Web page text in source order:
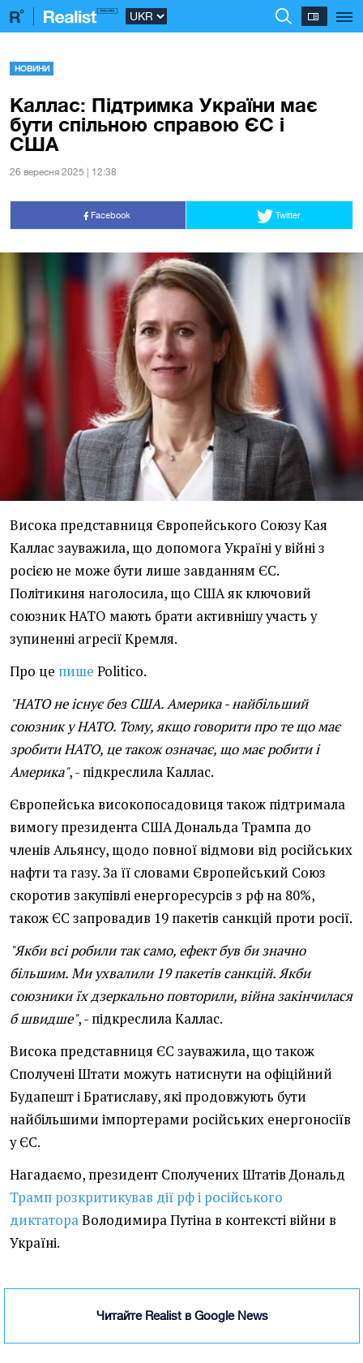
НОВИНИ
Каллас: Підтримка України має
бути спільною справою ЄС і
США
26 вересня 2025 | 12:38
Facebook Twitter
Висока представниця Європейського Союзу Кая
Каллас зауважила, що допомога Україні у війні з
росією не може бути лише завданням ЄС.
Політикиня наголосила, що США як ключовий
союзник НАТО мають брати активнішу участь у
зупиненні агресії Кремля.
Про це пише Politico.
"НАТО не існує без США. Америка - найбільший
союзник у НАТО. Тому, якщо говорити про те що має
зробити НАТО, це також означає, що має робити і
Америка", - підкреслила Каллас.
Європейська високопосадовиця також підтримала
вимогу президента США Дональда Трампа до
членів Альянсу, щодо повної відмови від російських
нафти та газу. За її словами Європейський Союз
скоротив закупівлі енергоресурсів з рф на 80%,
також ЄС запровадив 19 пакетів санкцій проти росії.
"Якби всі робили так само, ефект був би значно
більшим. Ми ухвалили 19 пакетів санкцій. Якби
союзники їх дзеркально повторили, війна закінчилася
б швидше", - підкреслила Каллас.
Висока представниця ЄС зауважила, що також
Сполучені Штати можуть натиснути на офіційний
Будапешт і Братиславу, які продовжують бути
найбільшими імпортерами російських енергоносіїв
у ЄС.
Нагадаємо, президент Сполучених Штатів Дональд
Трамп розкритикував дії рф і російського
диктатораВолодимира Путіна в контексті війни в
Україні.
Читайте Realist в Google News